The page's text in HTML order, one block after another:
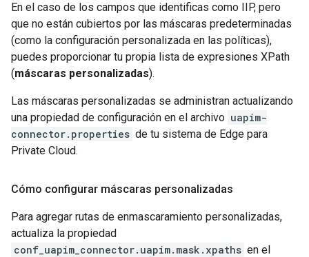
En el caso de los campos que identificas como IIP, pero
que no están cubiertos por las máscaras predeterminadas
(como la configuración personalizada en las políticas),
puedes proporcionar tu propia lista de expresiones XPath
(máscaras personalizadas).
Las máscaras personalizadas se administran actualizando
una propiedad de configuración en el archivo uapim-
connector.properties de tu sistema de Edge para
Private Cloud.
Cómo configurar máscaras personalizadas
Para agregar rutas de enmascaramiento personalizadas,
actualiza la propiedad
conf_uapim_connector.uapim.mask.xpaths en el